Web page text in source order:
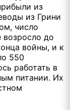
из
из Грини
число
возросло до
войны, и к
550
работать в
питании. Их